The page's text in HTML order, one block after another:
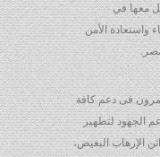
معها في
الأمن
فى دعم كافة
الجهود لتطهير
الإرهاب البغيض،